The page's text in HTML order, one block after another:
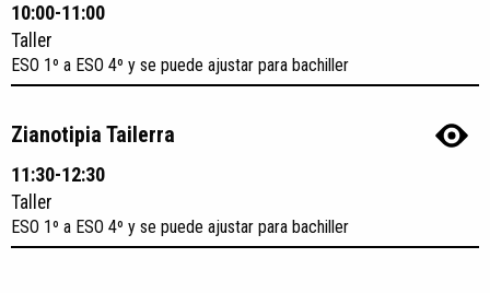
10:00-11:00
Taller
ESO 1º a ESO 4º y se puede ajustar para bachiller
Zianotipia Tailerra
11:30-12:30
Taller
ESO 1º a ESO 4º y se puede ajustar para bachiller